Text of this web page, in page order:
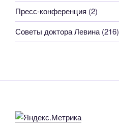
Пресс-конференция (2)
Советы доктора Левина (216)